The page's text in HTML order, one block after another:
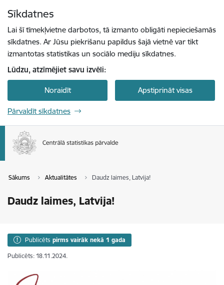
Sīkdatnes
Lai šī tīmekļvietne darbotos, tā izmanto obligāti nepieciešamās
sīkdatnes. Ar Jūsu piekrišanu papildus šajā vietnē var tikt
izmantotas statistikas un sociālo mediju sīkdatnes.
Lūdzu, atzīmējiet savu izvēli:
Noraidīt Apstiprināt visas
Pārvaldīt sīkdatnes
Sākums Aktualitātes Daudz laimes, Latvija!
Daudz laimes, Latvija!
Publicēts pirms vairāk nekā 1 gada
Publicēts: 18.11.2024.